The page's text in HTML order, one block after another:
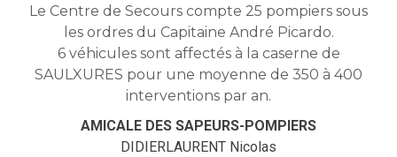
Le Centre de Secours compte 25 pompiers sous
les ordres du Capitaine André Picardo.
6 véhicules sont affectés à la caserne de
SAULXURES pour une moyenne de 350 à 400
interventions par an.
AMICALE DES SAPEURS-POMPIERS
DIDIERLAURENT Nicolas